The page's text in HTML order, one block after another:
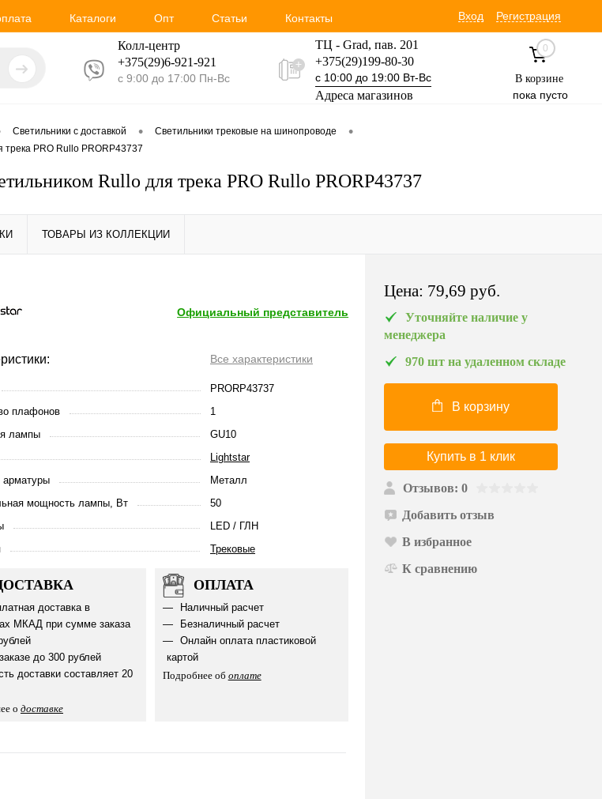
Каталоги Опт Статьи Контакты Вход Регистрация
Колл-центр
+375(29)6-921-921
с 9:00 до 17:00 Пн-Вс
ТЦ - Grad, пав. 201
+375(29)199-80-30
с 10:00 до 19:00 Вт-Вс
Адреса магазинов
+375(29)354-30-60
0
В корзине
пока пусто
Светильники с доставкой • Светильники трековые на шинопроводе •
трека PRO Rullo PRORP43737
Rullo для трека PRO Rullo PRORP43737
ТОВАРЫ ИЗ КОЛЛЕКЦИИ
Официальный представитель
Все характеристики
PRORP43737
плафонов
1
лампы
GU10
Lightstar
арматуры
Металл
мощность лампы, Вт
50
LED / ГЛН
Трековые
доставка в
МКАД при сумме заказа
до 300 рублей
доставки составляет 20
о доставке
ОПЛАТА
Наличный расчет
Безналичный расчет
Онлайн оплата пластиковой
картой
Подробнее об оплате
Цена: 79,69 pуб.
Уточняйте наличие у
менеджера
970 шт на удаленном складе
В корзину
Купить в 1 клик
Отзывов: 0
Добавить отзыв
В избранное
К сравнению